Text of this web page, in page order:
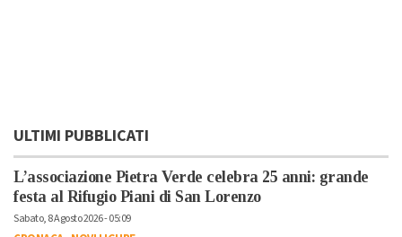
ULTIMI PUBBLICATI
L’associazione Pietra Verde celebra 25 anni: grande
festa al Rifugio Piani di San Lorenzo
Sabato, 8 Agosto 2026 - 05:09